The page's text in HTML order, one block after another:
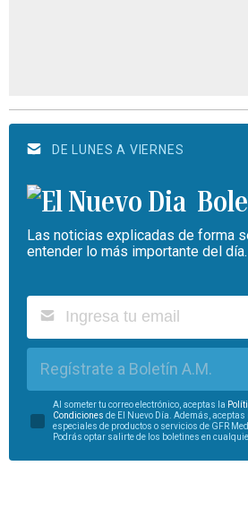
DE LUNES A VIERNES
Las noticias explicadas de forma
entender lo más importante del día.
Regístrate a Boletín A.M.
Al someter tu correo electrónico, aceptas la
Condiciones de El Nuevo Día. Además,
especiales de productos o servicios de GFR
Podrás optar salirte de los boletines en